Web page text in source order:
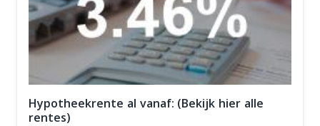
Hypotheekrente al vanaf: (Bekijk hier alle
rentes)